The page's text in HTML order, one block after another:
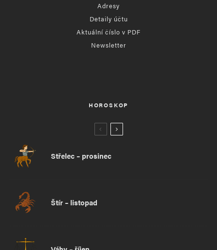
Adresy
Detaily účtu
Aktuální číslo v PDF
Newsletter
HOROSKOP
Střelec – prosinec
Štír – listopad